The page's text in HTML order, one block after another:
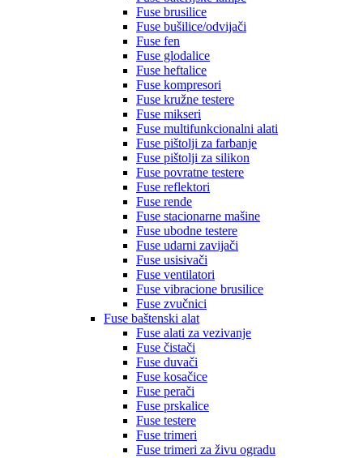
Fuse brusilice
Fuse bušilice/odvijači
Fuse fen
Fuse glodalice
Fuse heftalice
Fuse kompresori
Fuse kružne testere
Fuse mikseri
Fuse multifunkcionalni alati
Fuse pištolji za farbanje
Fuse pištolji za silikon
Fuse povratne testere
Fuse reflektori
Fuse rende
Fuse stacionarne mašine
Fuse ubodne testere
Fuse udarni zavijači
Fuse usisivači
Fuse ventilatori
Fuse vibracione brusilice
Fuse zvučnici
Fuse baštenski alat
Fuse alati za vezivanje
Fuse čistači
Fuse duvači
Fuse kosačice
Fuse perači
Fuse prskalice
Fuse testere
Fuse trimeri
Fuse trimeri za živu ogradu